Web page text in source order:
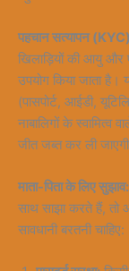
पहचान सत्यापन
खिलाड़ियों की आयु और
उपयोग किया जाता है।
(पासपोर्ट, आईडी,
नाबालिगों के
जीत जब्त कर ली
माता-पिता के लिए सुझाव:
साथ साझा करते हैं,
सावधानी बरतनी चाहिए: